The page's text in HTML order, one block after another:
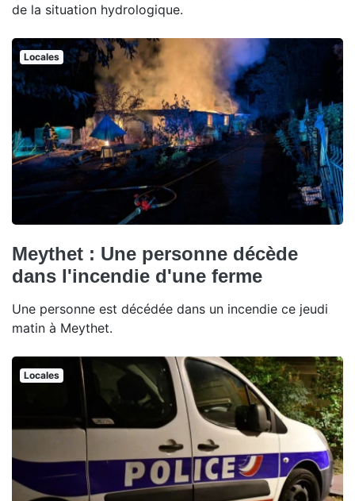
de la situation hydrologique.
Locales
Meythet : Une personne décède
dans l'incendie d'une ferme
Une personne est décédée dans un incendie ce jeudi
matin à Meythet.
Locales